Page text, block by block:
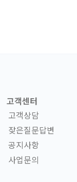
고객센터
고객상담
잦은질문답변
공지사항
사업문의